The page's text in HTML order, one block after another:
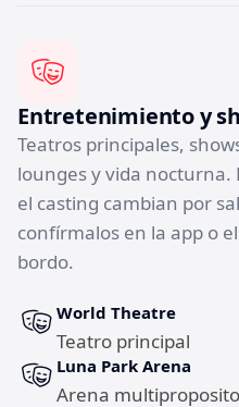
Entretenimiento y
Teatros principales,
lounges y vida nocturna.
el casting cambian por
confírmalos en la app o
bordo.
World Theatre
Teatro principal
Luna Park Arena
Arena multiproposito